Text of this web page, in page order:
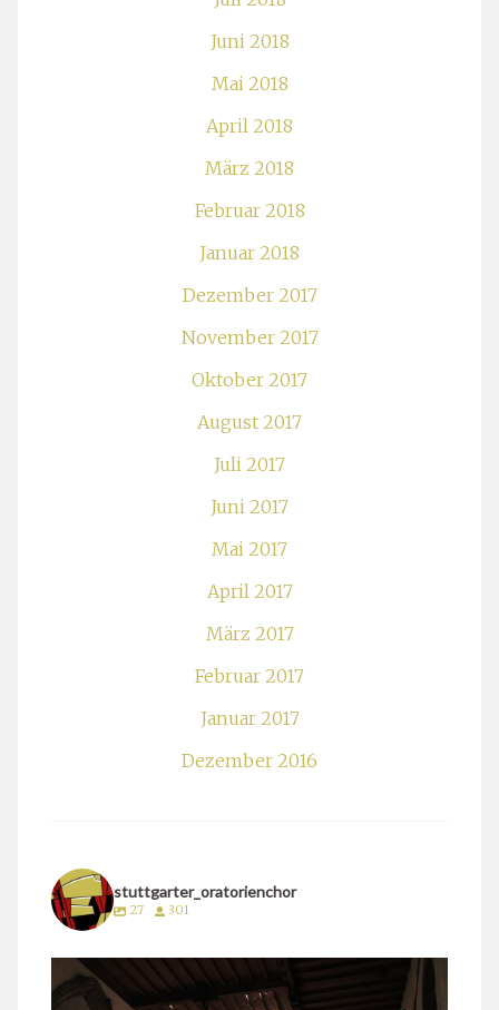
Juni 2018
Mai 2018
April 2018
März 2018
Februar 2018
Januar 2018
Dezember 2017
November 2017
Oktober 2017
August 2017
Juli 2017
Juni 2017
Mai 2017
April 2017
März 2017
Februar 2017
Januar 2017
Dezember 2016
stuttgarter_oratorienchor
27 301
stuttgarter_oratorienchor
März 24